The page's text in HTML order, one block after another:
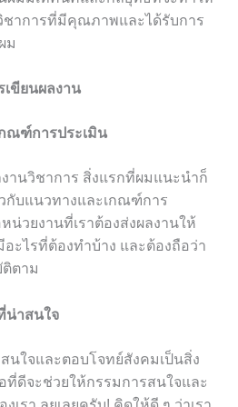
ชาการที่มีคุณภาพและได้รับการ
ม
เขียนผลงาน
ณฑ์การประเมิน
งานวิชาการ สิ่งแรกที่ผมแนะนำก็
กับแนวทางและเกณฑ์การ
น่วยงานที่เราต้องส่งผลงานให้
ะไรที่ต้องทำบ้าง และต้องถือว่า
ตาม
น่าสนใจ
นใจและตอบโจทย์สังคมเป็นสิ่ง
ดีจะช่วยให้กรรมการสนใจและ